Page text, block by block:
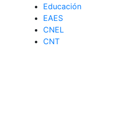
Educación
EAES
CNEL
CNT